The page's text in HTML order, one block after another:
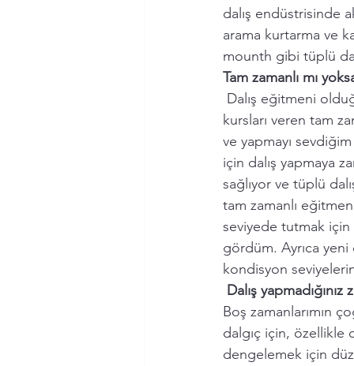
dalış endüstrisinde
arama kurtarma ve
mounth gibi tüplü
Tam zamanlı mı
kursları veren tam
ve yapmayı
için dalış yapmaya
sağlıyor ve tüplü
tam zamanlı
seviyede tutmak için
gördüm. Ayrıca
kondisyon
Dalış
Boş zamanlarımın
dalgıç için, özellikle
dengelemek için